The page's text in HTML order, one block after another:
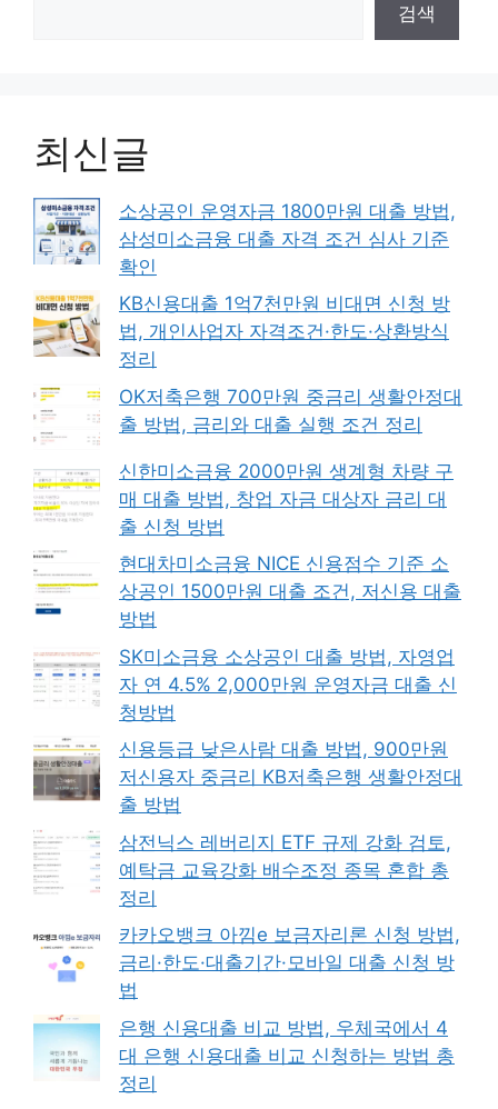
검색
최신글
소상공인 운영자금 1800만원 대출 방법,
삼성미소금융 대출 자격 조건 심사 기준
확인
KB신용대출 1억7천만원 비대면 신청 방
법, 개인사업자 자격조건·한도·상환방식
정리
OK저축은행 700만원 중금리 생활안정대
출 방법, 금리와 대출 실행 조건 정리
신한미소금융 2000만원 생계형 차량 구
매 대출 방법, 창업 자금 대상자 금리 대
출 신청 방법
현대차미소금융 NICE 신용점수 기준 소
상공인 1500만원 대출 조건, 저신용 대출
방법
SK미소금융 소상공인 대출 방법, 자영업
자 연 4.5% 2,000만원 운영자금 대출 신
청방법
신용등급 낮은사람 대출 방법, 900만원
저신용자 중금리 KB저축은행 생활안정대
출 방법
삼전닉스 레버리지 ETF 규제 강화 검토,
예탁금 교육강화 배수조정 종목 혼합 총
정리
카카오뱅크 아낌e 보금자리론 신청 방법,
금리·한도·대출기간·모바일 대출 신청 방
법
은행 신용대출 비교 방법, 우체국에서 4
대 은행 신용대출 비교 신청하는 방법 총
정리